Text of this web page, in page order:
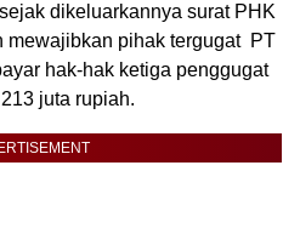
dikeluarkannya surat PHK
mewajibkan pihak tergugat PT
hak-hak ketiga penggugat
juta rupiah.